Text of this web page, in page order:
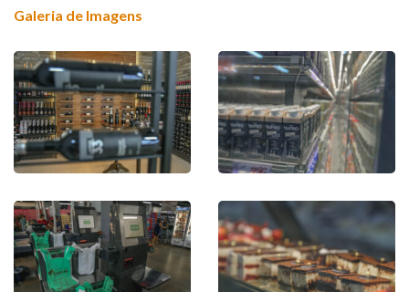
Galeria de Imagens